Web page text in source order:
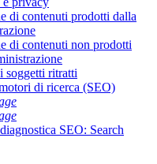
di contenuti prodotti dalla
di contenuti non prodotti
soggetti ritratti
di ricerca (SEO)
SEO: Search